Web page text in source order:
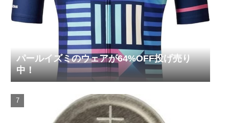
パールイズミのウェアが64%OFF投げ売り
中！